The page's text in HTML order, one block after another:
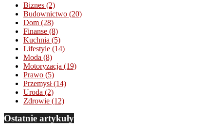
Biznes (2)
Budownictwo (20)
Dom (28)
Finanse (8)
Kuchnia (5)
Lifestyle (14)
Moda (8)
Motoryzacja (19)
Prawo (5)
Przemysł(14)
Uroda (2)
Zdrowie (12)
Ostatnie artykuły